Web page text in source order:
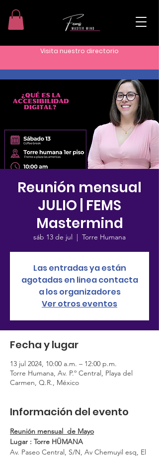
Visita nuestro directorio
Reunión mensual
JULIO | FEMS
Mastermind
sáb 13 de jul
  |
Torre Humana
Las entradas ya están
agotadas en linea contacta
a los organizadores
Ver otros eventos
Fecha y lugar
13 jul 2024, 10:00 a.m. – 12:00 p.m.
Torre Humana, Av. P.º Central, Playa del
Carmen, Q.R., México
Información del evento
Reunión mensual  de Mayo
Lugar : Torre HÜMANA
Av. Paseo Central, S/N, Av Chemuyil esq, El